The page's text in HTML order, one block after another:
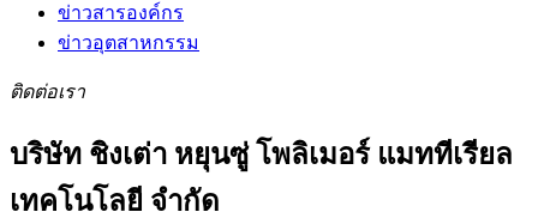
ข่าวสารองค์กร
ข่าวอุตสาหกรรม
ติดต่อเรา
บริษัท ชิงเต่า หยุนซู่ โพลิเมอร์ แมททีเรียล
เทคโนโลยี จำกัด